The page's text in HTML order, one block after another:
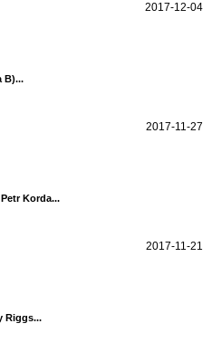
2017-12-04
B)...
2017-11-27
Korda...
2017-11-21
Riggs...